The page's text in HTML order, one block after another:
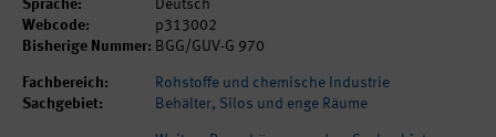
Sprache:
Deutsch
Webcode:
p313002
Bisherige Nummer: BGG/GUV-G 970
Fachbereich:
Rohstoffe und chemische Industrie
Sachgebiet:
Behälter, Silos und enge Räume